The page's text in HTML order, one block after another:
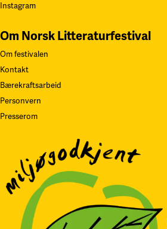
Instagram
Om Norsk Litteraturfestival
Om festivalen
Kontakt
Bærekraftsarbeid
Personvern
Presserom